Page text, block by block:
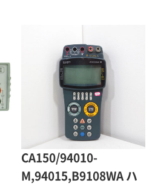
CA150/94010-
M,94015,B9108WA ハ